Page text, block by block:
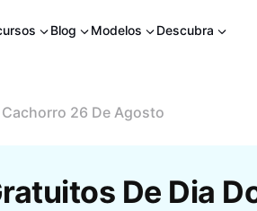
Blog Modelos Descubra
Cachorro 26 De Agosto